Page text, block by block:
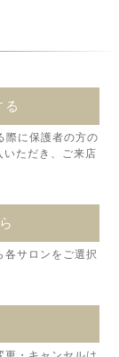
際に保護者の方の
いただき、ご来店
サロンをご選択